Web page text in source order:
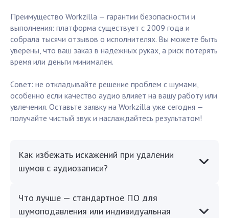
Преимущество Workzilla — гарантии безопасности и
выполнения: платформа существует с 2009 года и
собрала тысячи отзывов о исполнителях. Вы можете быть
уверены, что ваш заказ в надежных руках, а риск потерять
время или деньги минимален.
Совет: не откладывайте решение проблем с шумами,
особенно если качество аудио влияет на вашу работу или
увлечения. Оставьте заявку на Workzilla уже сегодня —
получайте чистый звук и наслаждайтесь результатом!
Как избежать искажений при удалении
шумов с аудиозаписи?
Что лучше — стандартное ПО для
шумоподавления или индивидуальная